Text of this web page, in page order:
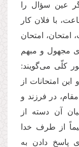
عین سؤال را
با فلان کار
امتحان
مجهول و مبهم
کلّی می‌گویند:
امتحانات از
در فرزند و
آن دسته از
از طرف خدا
پاسخ دادن به